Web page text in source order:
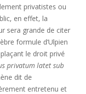
privatistes ou
en effet, la
sera grande de citer
formule d’Ulpien
le droit privé
privatum latet sub
dit de
entretenu et